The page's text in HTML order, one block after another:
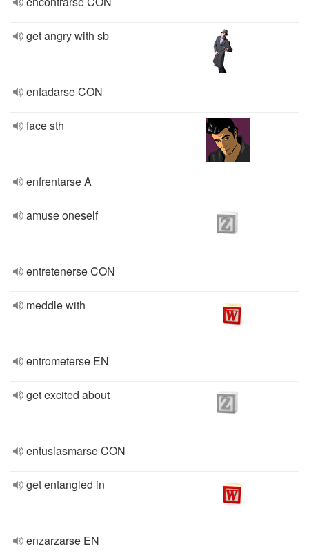
get angry with sb
enfadarse CON
face sth
enfrentarse A
amuse oneself
entretenerse CON
meddle with
entrometerse EN
get excited about
entusiasmarse CON
get entangled in
enzarzarse EN